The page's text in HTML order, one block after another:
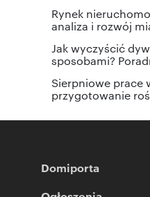
Rynek
analiza i rozwój
Jak wyczyścić
sposobami?
Sierpniowe prace
przygotowanie
Domiporta